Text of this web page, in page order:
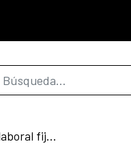
de búsqueda
[CERRADO] Plaza de personal laboral fijo: Administrativo/a Contable